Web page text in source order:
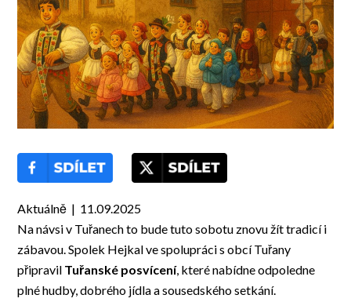
Aktuálně | 11.09.2025
Na návsi v Tuřanech to bude tuto sobotu znovu žít tradicí i
zábavou. Spolek Hejkal ve spolupráci s obcí Tuřany
připravil Tuřanské posvícení, které nabídne odpoledne
plné hudby, dobrého jídla a sousedského setkání.